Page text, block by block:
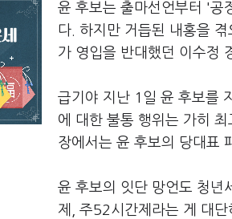
윤 후보는 출마선언부터 '공
다. 하지만 거듭된 내홍을
가 영입을 반대했던 이수정
급기야 지난 1일 윤 후보를
에 대한 불통 행위는 가히
장에서는 윤 후보의 당대표
윤 후보의 잇단 망언도 청년
제, 주52시간제라는 게 대